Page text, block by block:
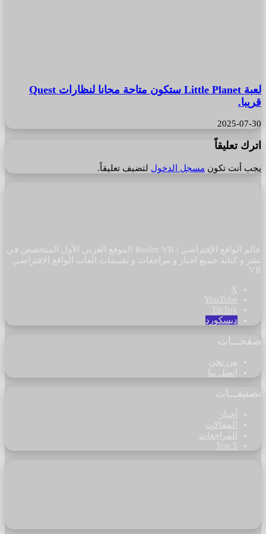
لعبة Little Planet ستكون متاحة مجانا لنظارات Quest
قريبا.
2025-07-30
اترك تعليقاً
يجب أنت تكون مسجل الدخول لتضيف تعليقاً.
عالم الواقع الإفتراضي | Realm VR الموقع العربي الأول المتخصص في
نشر و كتابة جميع اخبار و مراجعات و تقييمات العاب الواقع الإفتراضي
VR
‫X
‫YouTube
‫TikTok
ديسكورد
صفحـــات
من نحن
اتصل بنا
تصنيفـــات
أخبار
المقالات
المراجعات
Top 5